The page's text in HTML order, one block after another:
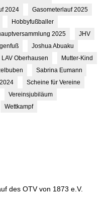
2024
Gasometerlauf 2025
Hobbyfußballer
2025
JHV
Joshua Abuaku
LAV Oberhausen
Mutter-Kind
Sabrina Eumann
Scheine für Vereine
Vereinsjubiläum
Wettkampf
des OTV von 1873 e.V.